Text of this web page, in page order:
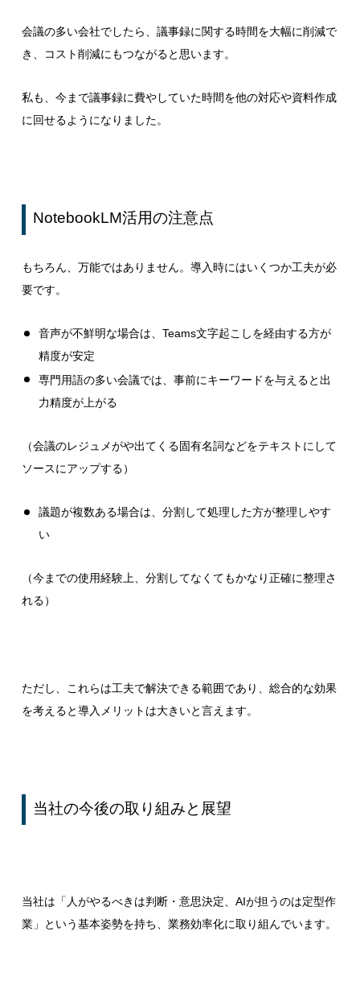
会議の多い会社でしたら、議事録に関する時間を大幅に削減で
き、コスト削減にもつながると思います。
私も、今まで議事録に費やしていた時間を他の対応や資料作成
に回せるようになりました。
NotebookLM活用の注意点
もちろん、万能ではありません。導入時にはいくつか工夫が必
要です。
音声が不鮮明な場合は、Teams文字起こしを経由する方が
精度が安定
専門用語の多い会議では、事前にキーワードを与えると出
力精度が上がる
（会議のレジュメがや出てくる固有名詞などをテキストにして
ソースにアップする）
議題が複数ある場合は、分割して処理した方が整理しやす
い
（今までの使用経験上、分割してなくてもかなり正確に整理さ
れる）
ただし、これらは工夫で解決できる範囲であり、総合的な効果
を考えると導入メリットは大きいと言えます。
当社の今後の取り組みと展望
当社は「人がやるべきは判断・意思決定、AIが担うのは定型作
業」という基本姿勢を持ち、業務効率化に取り組んでいます。